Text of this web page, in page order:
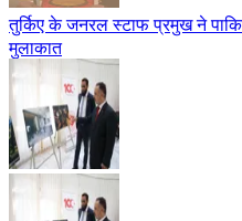
तुर्किए के जनरल स्टाफ प्रमुख ने
मुलाकात